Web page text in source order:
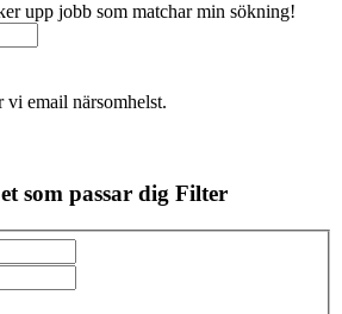
upp jobb som matchar min sökning!
vi email närsomhelst.
som passar dig Filter